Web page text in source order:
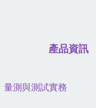
產品資訊
量測與測試實務